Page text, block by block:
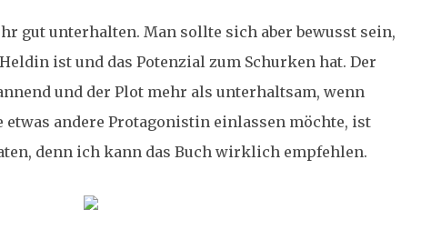
gut unterhalten. Man sollte sich aber bewusst sein,
ist und das Potenzial zum Schurken hat. Der
und der Plot mehr als unterhaltsam, wenn
etwas andere Protagonistin einlassen möchte, ist
denn ich kann das Buch wirklich empfehlen.